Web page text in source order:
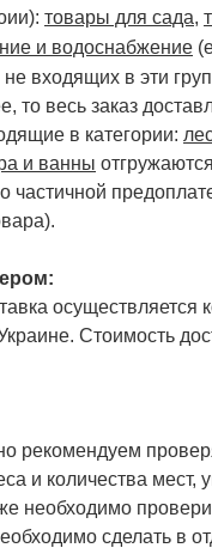
товары для сада,
и водоснабжение
входящих в эти
то весь заказ
в категории:
и ванны
частичной
Стоимость
рекомендуем
и количества мест,
необходимо
сделать в